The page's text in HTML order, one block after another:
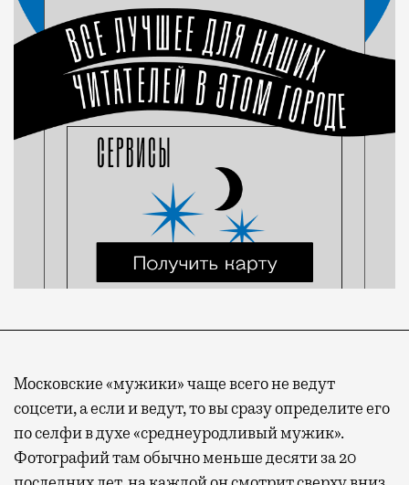
Московские «мужики» чаще всего не ведут
соцсети, а если и ведут, то вы сразу определите его
по селфи в духе «среднеуродливый мужик».
Фотографий там обычно меньше десяти за 20